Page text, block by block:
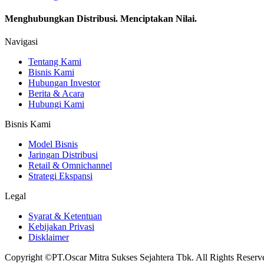
Menghubungkan Distribusi. Menciptakan Nilai.
Navigasi
Tentang Kami
Bisnis Kami
Hubungan Investor
Berita & Acara
Hubungi Kami
Bisnis Kami
Model Bisnis
Jaringan Distribusi
Retail & Omnichannel
Strategi Ekspansi
Legal
Syarat & Ketentuan
Kebijakan Privasi
Disklaimer
Copyright ©PT.Oscar Mitra Sukses Sejahtera Tbk. All Rights